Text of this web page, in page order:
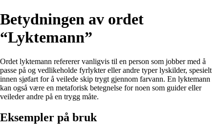
Betydningen av ordet
“Lyktemann”
Ordet lyktemann refererer vanligvis til en person som jobber med å
passe på og vedlikeholde fyrlykter eller andre typer lyskilder, spesielt
innen sjøfart for å veilede skip trygt gjennom farvann. En lyktemann
kan også være en metaforisk betegnelse for noen som guider eller
veileder andre på en trygg måte.
Eksempler på bruk